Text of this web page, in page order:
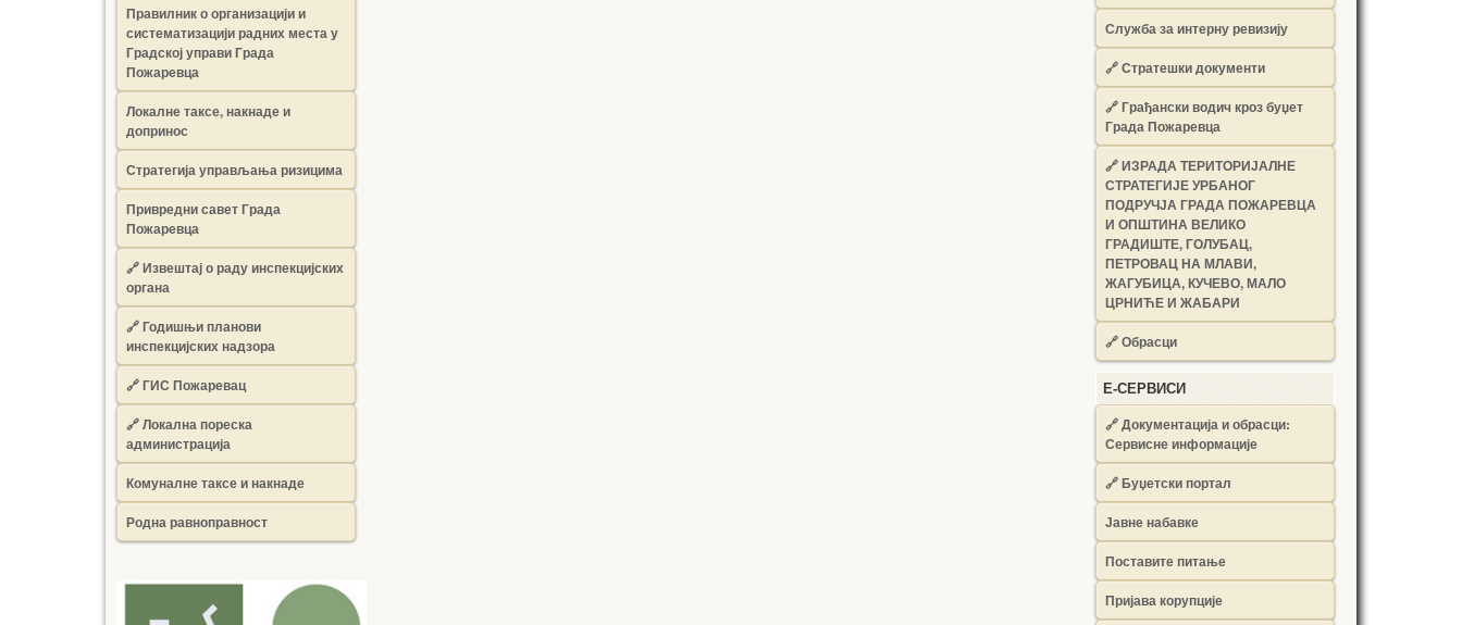
Правилник о организацији и
систематизацији радних места у
Градској управи Града
Пожаревца
Локалне таксе, накнаде и
допринос
Стратегија управљања ризицима
Привредни савет Града
Пожаревца
🔗Извештај о раду инспекцијских
органа
🔗Годишњи планови
инспекцијских надзора
🔗 ГИС Пожаревац
🔗 Локална пореска
администрација
Комуналне таксе и накнаде
Родна равноправност
Служба за интерну ревизију
🔗Стратешки документи
🔗Грађански водич кроз буџет
Града Пожаревца
🔗ИЗРАДА ТЕРИТОРИЈАЛНЕ
СТРАТЕГИЈЕ УРБАНОГ
ПОДРУЧЈА ГРАДА ПОЖАРЕВЦА
И ОПШТИНА ВЕЛИКО
ГРАДИШТЕ, ГОЛУБАЦ,
ПЕТРОВАЦ НА МЛАВИ,
ЖАГУБИЦА, КУЧЕВО, МАЛО
ЦРНИЋЕ И ЖАБАРИ
🔗Обрасци
Е-СЕРВИСИ
🔗 Документација и обрасци:
Сервисне информације
🔗 Буџетски портал
Јавне набавке
Поставите питање
Пријава корупције